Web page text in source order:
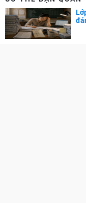
Trung tâm Anh ngữ
Ngoại ngữ khác